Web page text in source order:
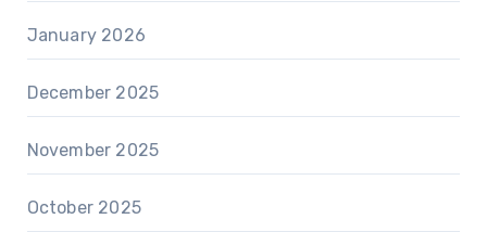
January 2026
December 2025
November 2025
October 2025